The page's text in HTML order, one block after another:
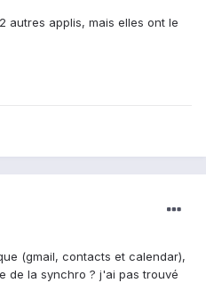
autres applis, mais elles ont le
(gmail, contacts et calendar),
de la synchro ? j'ai pas trouvé